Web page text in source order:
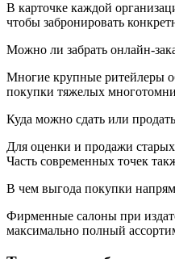
В карточке каждой
чтобы забронировать
Можно ли забрать онлайн-
Многие крупные ритейлеры
покупки тяжелых
Куда можно сдать или
Для оценки и продажи
Часть современных точек
В чем выгода покупки
Фирменные салоны при
максимально полный